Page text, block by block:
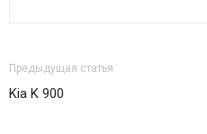
Предыдущая статья
Kia K 900